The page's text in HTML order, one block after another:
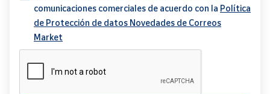
comunicaciones comerciales de acuerdo con la Política
de Protección de datos Novedades de Correos
Market